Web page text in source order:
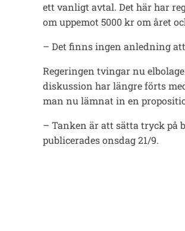
ett vanligt avtal. Det här har
om uppemot 5000 kr om året
– Det finns ingen anledning
Regeringen tvingar nu
diskussion har längre förts
man nu lämnat in en
– Tanken är att sätta tryck på
publicerades onsdag 21/9.